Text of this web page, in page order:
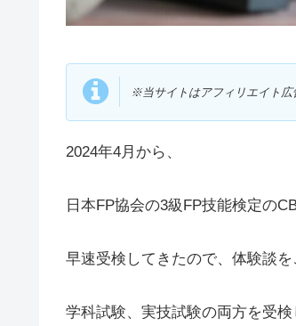
※当サイトはアフィリエイト広
2024年4月から、
日本FP協会の3級FP技能検定の
早速受検してきたので、体験談を
学科試験、実技試験の両方を受検